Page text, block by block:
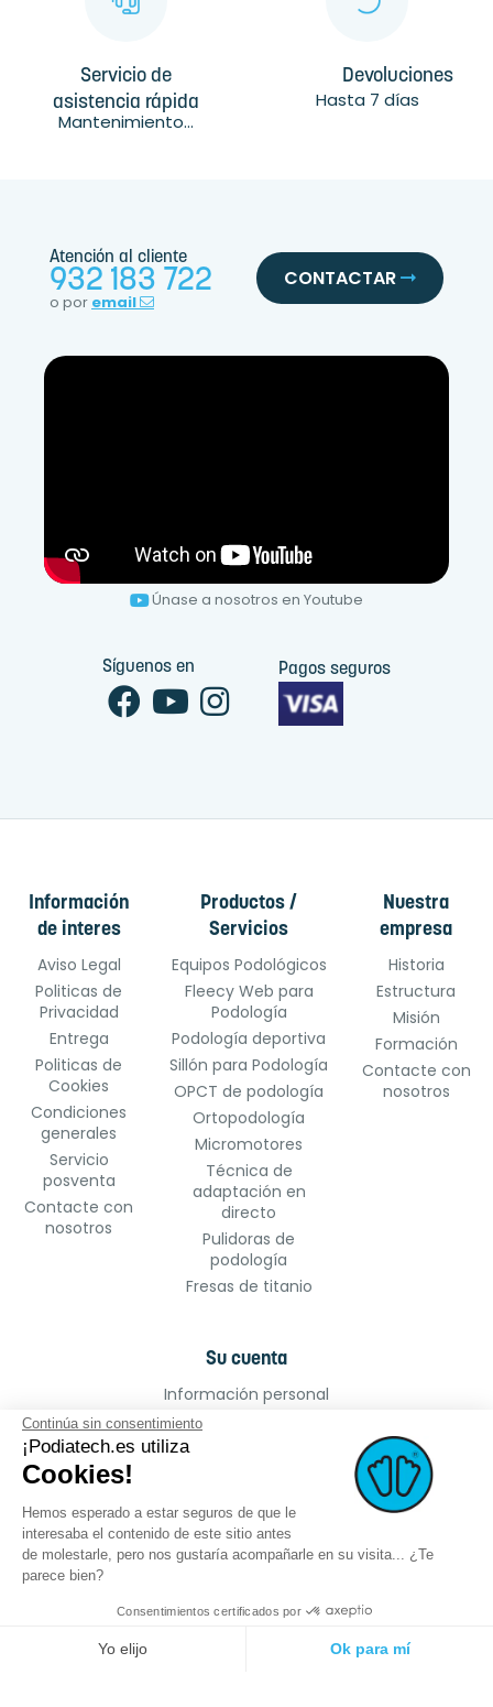
Servicio de
asistencia rápida
Mantenimiento...
Devoluciones
Hasta 7 días
Atención al cliente
932 183 722
o por email
CONTACTAR
Únase a nosotros en Youtube
Síguenos en Pagos seguros
Información
de interes
Aviso Legal
Politicas de
Privacidad
Entrega
Politicas de
Cookies
Condiciones
generales
Servicio
posventa
Contacte con
nosotros
Productos /
Servicios
Equipos Podológicos
Fleecy Web para
Podología
Podología deportiva
Sillón para Podología
OPCT de podología
Ortopodología
Micromotores
Técnica de
adaptación en
directo
Pulidoras de
podología
Fresas de titanio
Nuestra
empresa
Historia
Estructura
Misión
Formación
Contacte con
nosotros
Su cuenta
Información personal
Facturas por abono
Mis alertas
creation.com
Continúa sin consentimiento
¡Podiatech.es utiliza
Cookies!
Hemos esperado a estar seguros de que le
interesaba el contenido de este sitio antes
de molestarle, pero nos gustaría acompañarle en su visita... ¿Te
parece bien?
Consentimientos certificados por
Yo elijo Ok para mí